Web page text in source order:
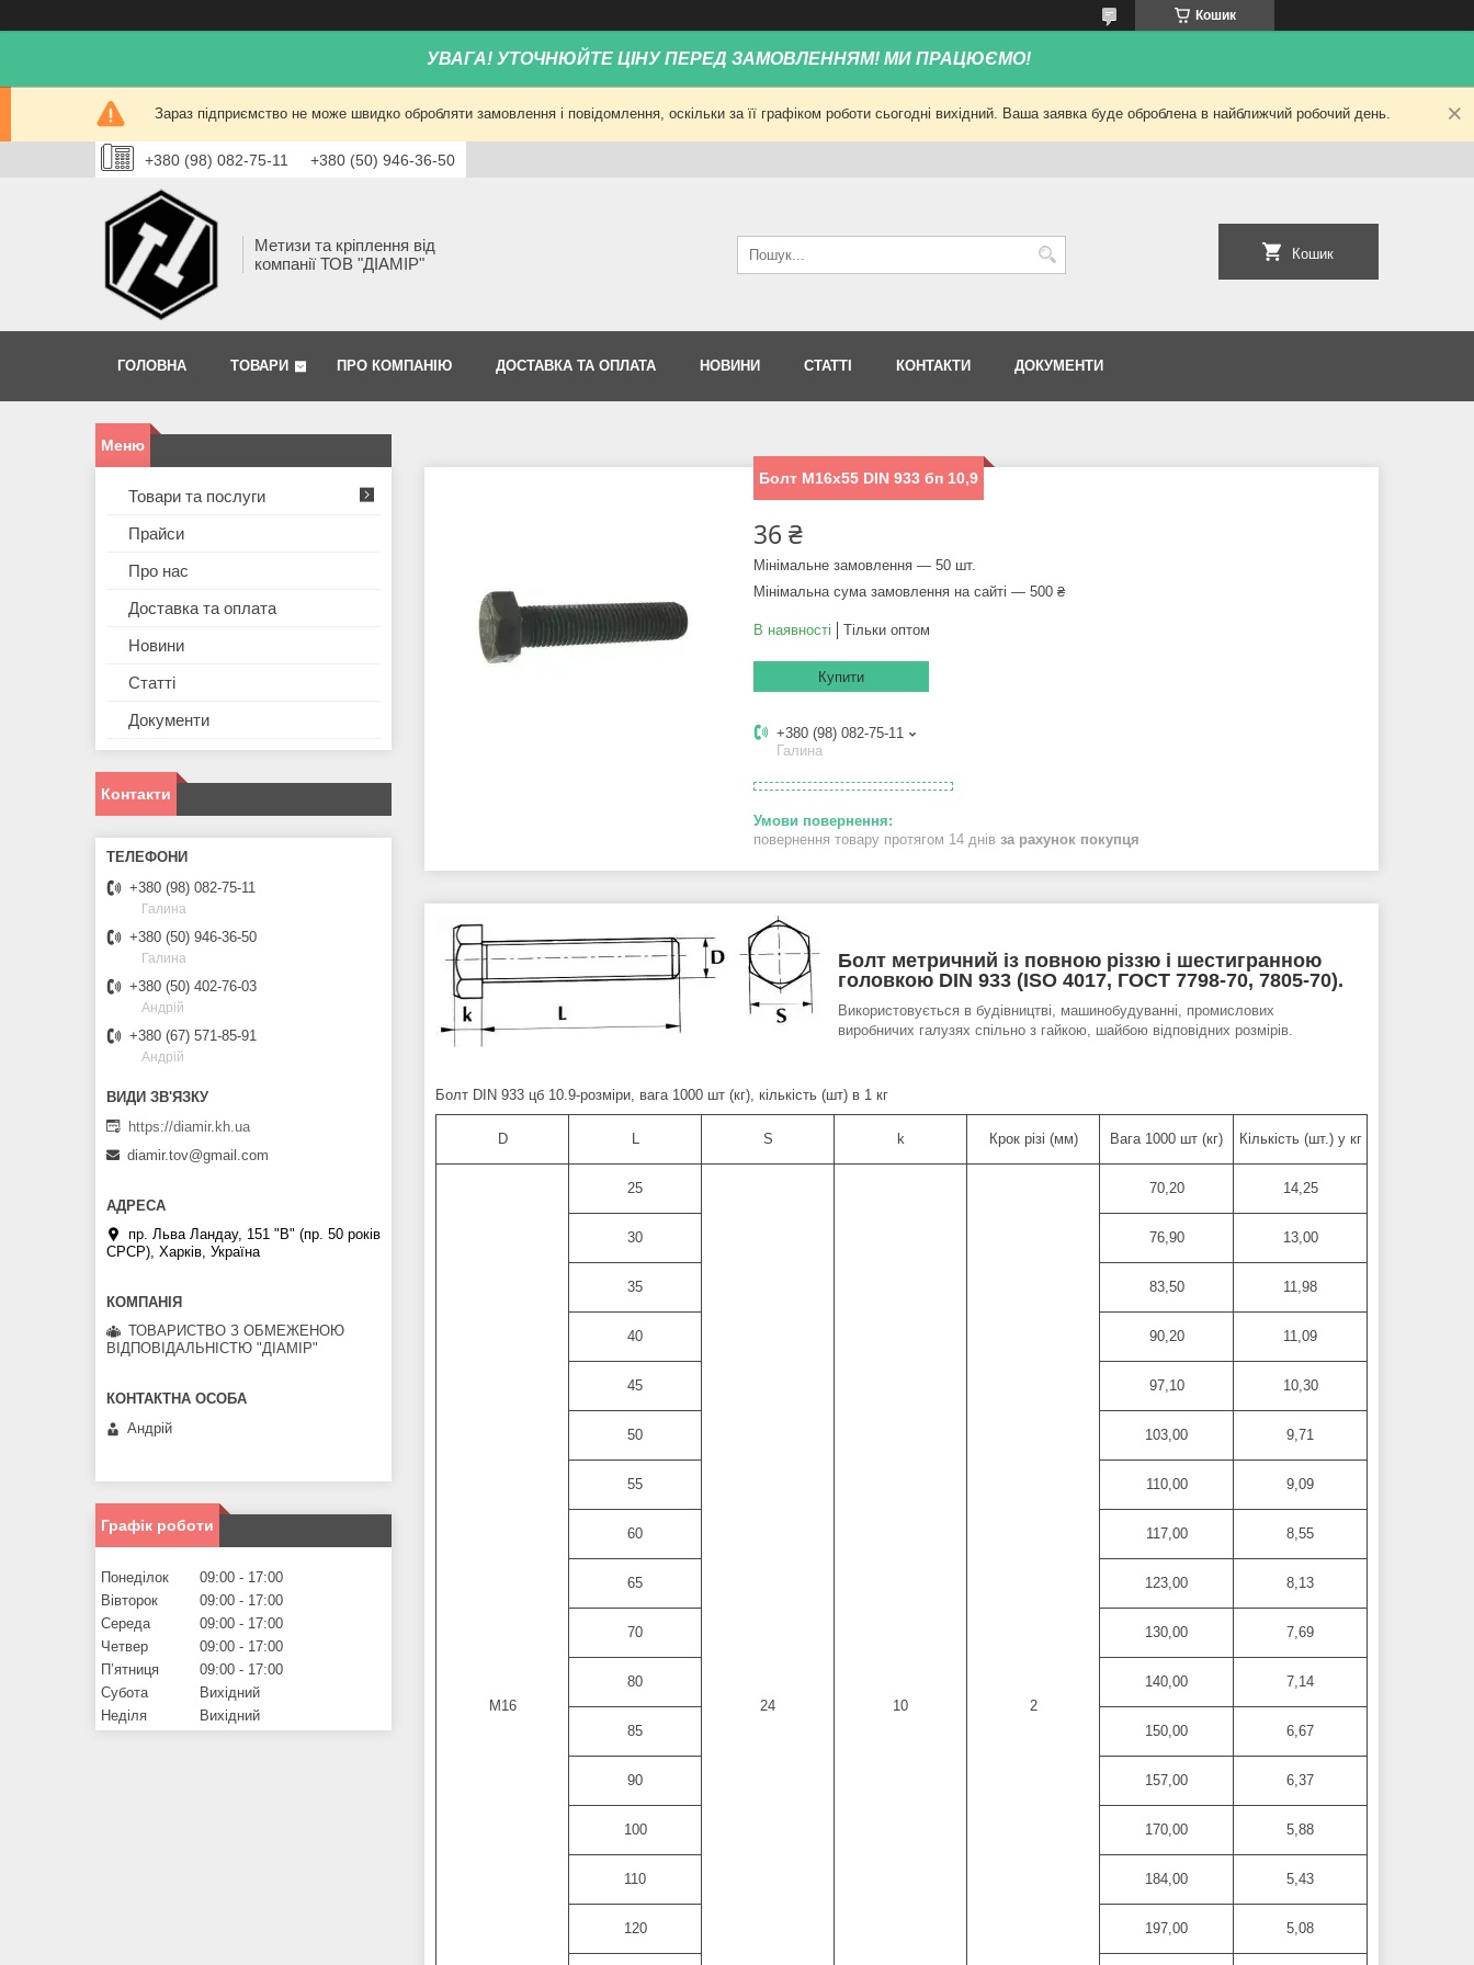
Кошик
УВАГА! УТОЧНЮЙТЕ ЦІНУ ПЕРЕД ЗАМОВЛЕННЯМ! МИ ПРАЦЮЄМО!
Зараз підприємство не може швидко обробляти замовлення і повідомлення, оскільки за її графіком роботи сьогодні вихідний. Ваша заявка буде оброблена в найближчий робочий день.
+380 (98) 082-75-11 +380 (50) 946-36-50
Метизи та кріплення від
компанії ТОВ "ДІАМІР"
Кошик
ГОЛОВНА ТОВАРИ ПРО КОМПАНІЮ ДОСТАВКА ТА ОПЛАТА НОВИНИ СТАТТІ КОНТАКТИ ДОКУМЕНТИ
Болт М16х55 DIN 933 бп 10,9
36 ₴
Мінімальне замовлення — 50 шт.
Мінімальна сума замовлення на сайті — 500 ₴
В наявності Тільки оптом
Купити
+380 (98) 082-75-11
Галина
повернення товару протягом 14 днів за рахунок покупця
Болт метричний із повною різзю і шестигранною
головкою DIN 933 (ISO 4017, ГОСТ 7798-70, 7805-70).
Використовується в будівництві, машинобудуванні, промислових
виробничих галузях спільно з гайкою, шайбою відповідних розмірів.
Болт DIN 933 цб 10.9-розміри, вага 1000 шт (кг), кількість (шт) в 1 кг
D S k Крок різі (мм) Вага 1000 шт (кг) Кількість (шт.) у кг
M16
25
24 10 2
70,20 14,25
30 76,90 13,00
35 83,50 11,98
40 90,20 11,09
45 97,10 10,30
50 103,00 9,71
55 110,00 9,09
60 117,00 8,55
65 123,00 8,13
70 130,00 7,69
80 140,00 7,14
85 150,00 6,67
90 157,00 6,37
100 170,00 5,88
110 184,00 5,43
120 197,00 5,08
Товари та послуги
Прайси
Про нас
Доставка та оплата
Новини
Статті
Документи
Контакти
+380 (98) 082-75-11
Галина
+380 (50) 946-36-50
Галина
+380 (50) 402-76-03
Андрій
+380 (67) 571-85-91
Андрій
https://diamir.kh.ua
diamir.tov@gmail.com
пр. Льва Ландау, 151 "В" (пр. 50 років
СРСР), Харків, Україна
ТОВАРИСТВО З ОБМЕЖЕНОЮ
ВІДПОВІДАЛЬНІСТЮ "ДІАМІР"
Андрій
Графік роботи
Понеділок 09:00
17:00
Вівторок
09:00
17:00
Середа
09:00
17:00
Четвер
09:00
17:00
Пʼятниця
09:00
17:00
Субота
Вихідний
Неділя
Вихідний